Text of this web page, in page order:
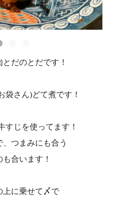
だのとだです！
袋さん)どて煮です！
すじを使ってます！
つまみにも合う
合います！
上に乗せて〆で